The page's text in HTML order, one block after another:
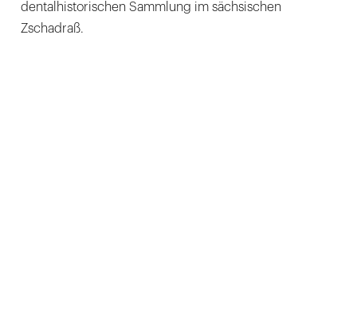
dentalhistorischen Sammlung im sächsischen
Zschadraß.